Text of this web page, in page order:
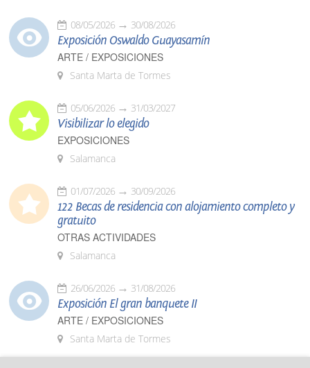
08/05/2026 30/08/2026
Exposición Oswaldo Guayasamín
ARTE / EXPOSICIONES
Santa Marta de Tormes
05/06/2026 31/03/2027
Visibilizar lo elegido
EXPOSICIONES
Salamanca
01/07/2026 30/09/2026
122 Becas de residencia con alojamiento completo y
gratuito
OTRAS ACTIVIDADES
Salamanca
26/06/2026 31/08/2026
Exposición El gran banquete II
ARTE / EXPOSICIONES
Santa Marta de Tormes